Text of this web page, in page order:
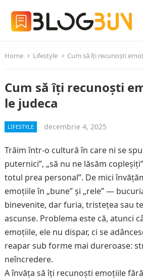
Home Lifestyle Cum să îți recunoști
Cum să îți recunoști
le judeca
LIFESTYLE decembrie 4, 2025
Trăim într-o cultură în care ni se
puternici”, „să nu ne lăsăm
totul prea personal”. De mici
emoțiile în „bune” și „rele” —
binevenite, dar furia, tristețea sau
ascunse. Problema este că, atunci
emoțiile, ele nu dispar, ci se
reapar sub forme mai dureroase:
neîncredere.
A învăța să îți recunoști emoțiile